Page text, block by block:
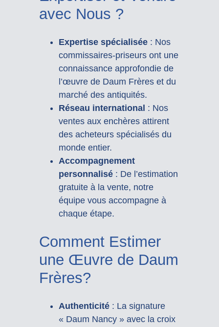
avec Nous ?
Expertise spécialisée: Nos
commissaires-priseurs ont une
connaissance approfondie de
l’œuvre de Daum Frères et du
marché des antiquités.
Réseau international : Nos
ventes aux enchères attirent
des acheteurs spécialisés du
monde entier.
Accompagnement
personnalisé: De l’estimation
gratuite à la vente, notre
équipe vous accompagne à
chaque étape.
Comment Estimer
une Œuvre de Daum
Frères?
Authenticité: La signature
« Daum Nancy » avec la croix